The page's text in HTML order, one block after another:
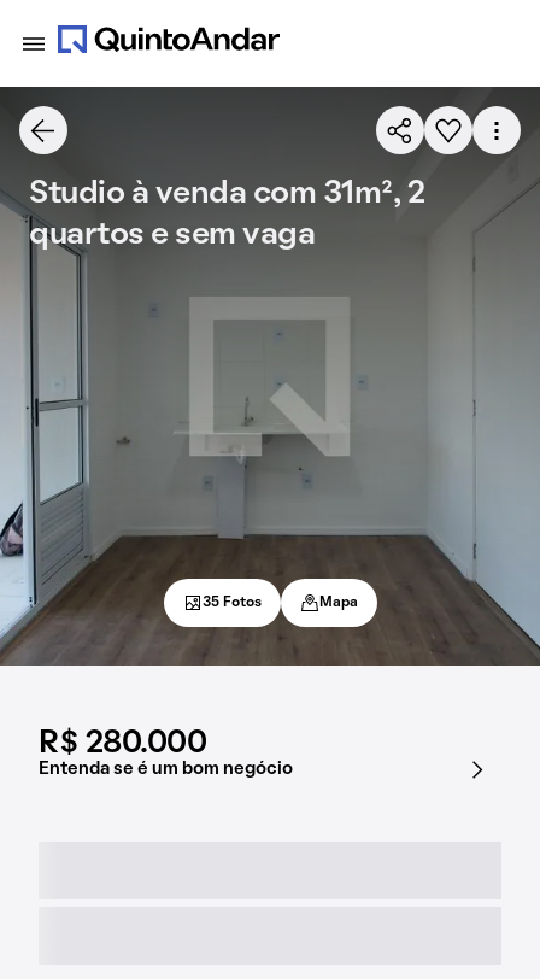
R$ 280.000
Entenda se é um bom negócio
Studio à venda com 31m², 2
quartos e sem vaga
35 Fotos Mapa